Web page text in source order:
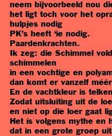
neem bijvoorbeeld nou
het ligt toch voor het
hulpjes nodig
PK’s heeft ‘ie nodig.
Paardenkrachten.
Ik zeg: die Schimmel
schimmelen
in een vochtige en
dan komt er vanzelf
En de vachtkleur is
Zodat uitsluiting uit de
en niet op die loer gaat
Het ís volgens mythe en
dat in een grote groep